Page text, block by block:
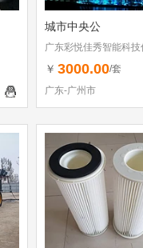
城市中央公
广东彩悦佳秀智能科
有限公司
￥ 3000.00/套
广东-广州市